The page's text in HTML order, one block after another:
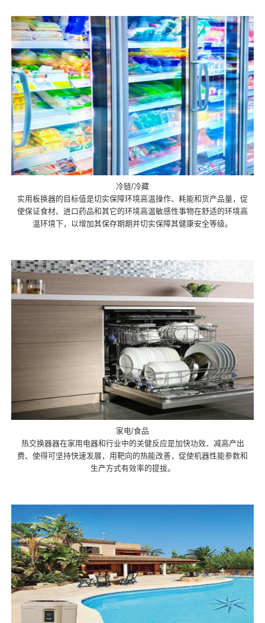
冷链/冷藏
实用板换器的目标值是切实保障环境高温操作、耗能和货产品量，促
使保证食材、进口药品和其它的环境高温敏感性事物在舒适的环境高
温环境下，以增加其保存期期并切实保障其健康安全等级。
家电/食品
热交换器器在家用电器和行业中的关健反应是加快功效、减高产出
费、使得可坚持快速发展，用靶向的热能改善，促使机器性能参数和
生产方式有效率的提拔。